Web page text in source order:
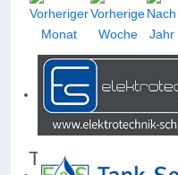
Nach
Termine für die